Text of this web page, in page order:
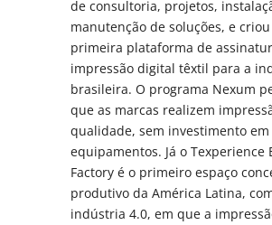
de consultoria, projetos,
manutenção de soluções, e criou
primeira plataforma de
impressão digital têxtil para a
brasileira. O programa Nexum
que as marcas realizem
qualidade, sem investimento em
equipamentos. Já o Texperience
Factory é o primeiro espaço
produtivo da América Latina,
indústria 4.0, em que a